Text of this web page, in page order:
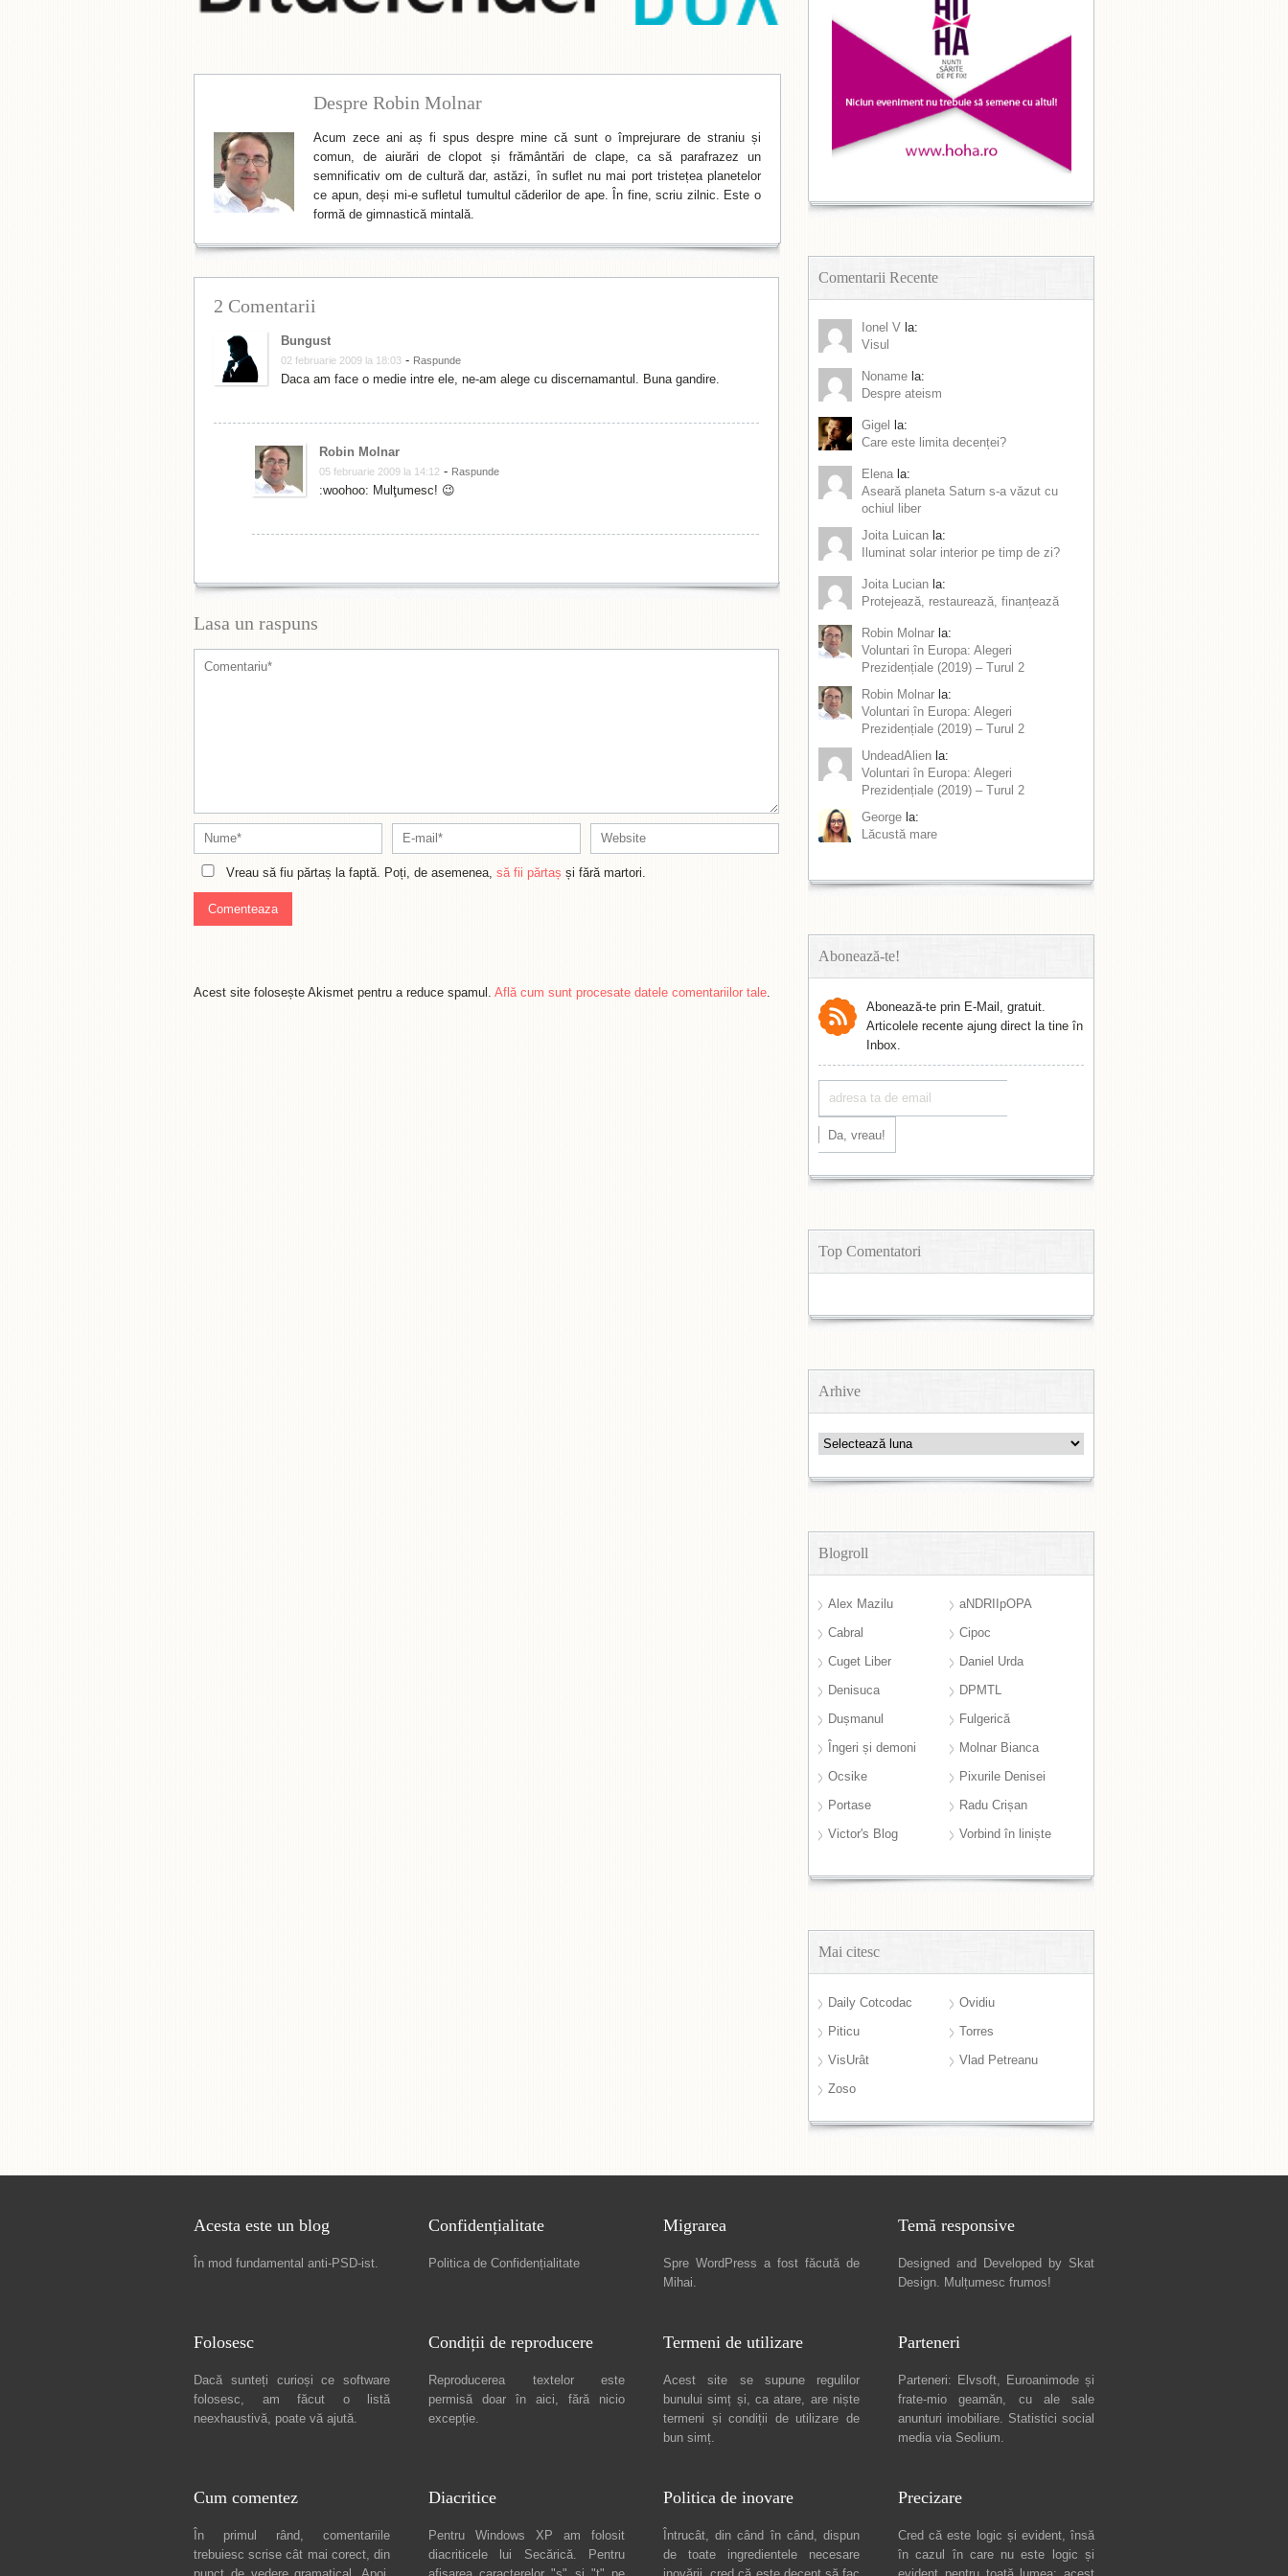
Despre Robin Molnar
Acum zece ani aș fi spus despre mine că sunt o împrejurare de straniu și
comun, de aiurări de clopot și frământări de clape, ca să parafrazez un
semnificativ om de cultură dar, astăzi, în suflet nu mai port tristețea planetelor
ce apun, deși mi-e sufletul tumultul căderilor de ape. În fine, scriu zilnic. Este o
formă de gimnastică mintală.
2 Comentarii
Bungust
02 februarie 2009 la 18:03 - Raspunde
Daca am face o medie intre ele, ne-am alege cu discernamantul. Buna gandire.
Robin Molnar
05 februarie 2009 la 14:12 - Raspunde
:woohoo: Mulţumesc! 😉
Lasa un raspuns
Vreau să fiu părtaș la faptă. Poți, de asemenea, să fii părtaș și fără martori.
Acest site folosește Akismet pentru a reduce spamul. Află cum sunt procesate datele comentariilor tale.
Comentarii Recente
Ionel V la:
Visul
Noname la:
Despre ateism
Gigel
la:
Care este limita decenței?
Elena la:
Aseară planeta Saturn s-a văzut cu
ochiul liber
Joita Luican la:
Iluminat solar interior pe timp de zi?
Joita Lucian la:
Protejează, restaurează, finanțează
Robin Molnar la:
Voluntari în Europa: Alegeri
Prezidențiale (2019) – Turul 2
Robin Molnar la:
Voluntari în Europa: Alegeri
Prezidențiale (2019) – Turul 2
UndeadAlien la:
Voluntari în Europa: Alegeri
Prezidențiale (2019) – Turul 2
George la:
Lăcustă mare
Abonează-te!
Abonează-te prin E-Mail, gratuit.
Articolele recente ajung direct la tine în
Inbox.
Top Comentatori
Arhive
Arhive
Blogroll
Alex Mazilu
aNDRIIpOPA
Cabral
Cipoc
Cuget Liber
Daniel Urda
Denisuca
DPMTL
Dușmanul
Fulgerică
Îngeri și demoni
Molnar Bianca
Ocsike
Pixurile Denisei
Portase
Radu Crișan
Victor's Blog
Vorbind în liniște
Mai citesc
Daily Cotcodac
Ovidiu
Piticu
Torres
VisUrât
Vlad Petreanu
Zoso
Acesta este un blog
În mod fundamental anti-PSD-ist.
Confidențialitate
Politica de Confidențialitate
Migrarea
Spre WordPress a fost făcută de
Mihai.
Temă responsive
Designed and Developed by Skat
Design. Mulțumesc frumos!
Folosesc
Dacă sunteți curioși ce software
folosesc, am făcut o listă
neexhaustivă, poate vă ajută.
Condiții de reproducere
Reproducerea textelor este
permisă doar în aici, fără nicio
excepție.
Termeni de utilizare
Acest site se supune regulilor
bunului simț și, ca atare, are niște
termeni și condiții de utilizare de
bun simț.
Parteneri
Parteneri: Elvsoft, Euroanimode și
frate-mio geamăn, cu ale sale
anunturi imobiliare. Statistici social
media via Seolium.
Cum comentez
În primul rând, comentariile
trebuiesc scrise cât mai corect, din
Diacritice
Pentru Windows XP am folosit
diacriticele lui Secărică. Pentru
Politica de inovare
Întrucât, din când în când, dispun
de toate ingredientele necesare
Precizare
Cred că este logic și evident, însă
în cazul în care nu este logic și